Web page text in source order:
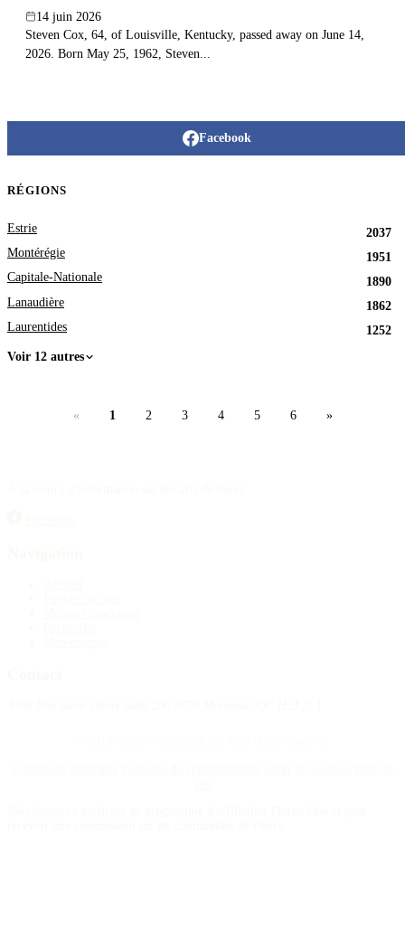
14 juin 2026
Steven Cox, 64, of Louisville, Kentucky, passed away on June 14,
2026. Born May 25, 1962, Steven...
Facebook
RÉGIONS
Estrie
2037
Montérégie
1951
Capitale-Nationale
1890
Lanaudière
1862
Laurentides
1252
Voir 12 autres
« 1 2 3 4 5 6 »